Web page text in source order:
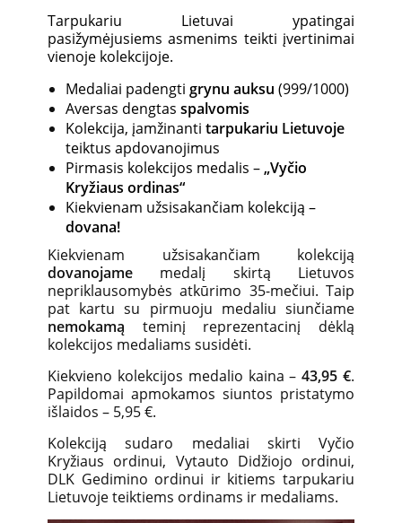
Tarpukariu Lietuvai ypatingai
pasižymėjusiems asmenims teikti įvertinimai
vienoje kolekcijoje.
Medaliai padengti grynu auksu (999/1000)
Aversas dengtas spalvomis
Kolekcija, įamžinanti tarpukariu Lietuvoje
teiktus apdovanojimus
Pirmasis kolekcijos medalis –„Vyčio
Kryžiaus ordinas“
Kiekvienam užsisakančiam kolekciją –
dovana!
Kiekvienam užsisakančiam kolekciją
dovanojame medalį skirtą Lietuvos
nepriklausomybės atkūrimo 35-mečiui. Taip
pat kartu su pirmuoju medaliu siunčiame
nemokamą teminį reprezentacinį dėklą
kolekcijos medaliams susidėti.
Kiekvieno kolekcijos medalio kaina – 43,95 €.
Papildomai apmokamos siuntos pristatymo
išlaidos – 5,95 €.
Kolekciją sudaro medaliai skirti Vyčio
Kryžiaus ordinui, Vytauto Didžiojo ordinui,
DLK Gedimino ordinui ir kitiems tarpukariu
Lietuvoje teiktiems ordinams ir medaliams.